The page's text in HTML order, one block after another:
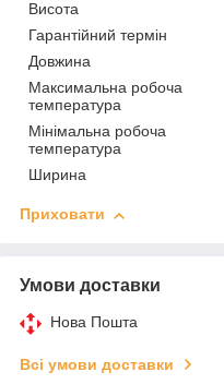
Висота
Гарантійний термін
Довжина
Максимальна робоча
температура
Мінімальна робоча
температура
Ширина
Приховати
Умови доставки
Нова Пошта
Всі умови доставки